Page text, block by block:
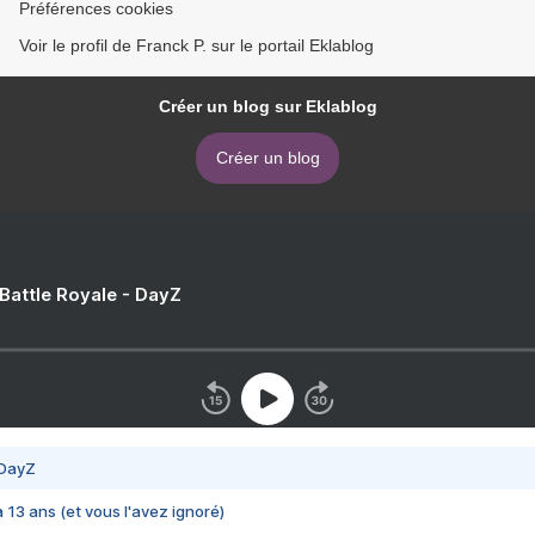
Préférences cookies
Voir le profil de Franck P. sur le portail Eklablog
Créer un blog sur Eklablog
Créer un blog
Royale - DayZ
13 ans (et vous l'avez ignoré)